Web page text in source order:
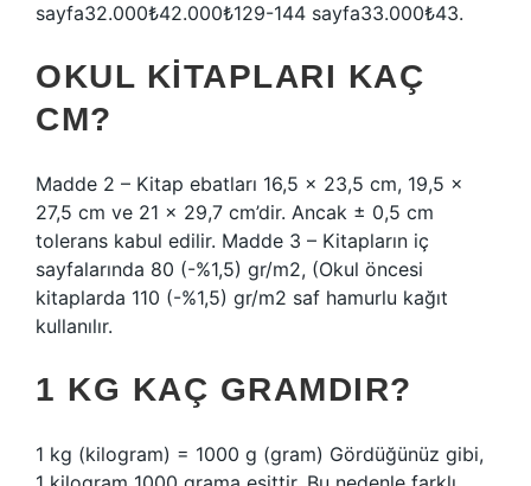
sayfa32.000₺42.000₺129-144 sayfa33.000₺43.
OKUL KITAPLARI KAÇ
CM?
Madde 2 – Kitap ebatları 16,5 x 23,5 cm, 19,5 x
27,5 cm ve 21 x 29,7 cm’dir. Ancak ± 0,5 cm
tolerans kabul edilir. Madde 3 – Kitapların iç
sayfalarında 80 (-%1,5) gr/m2, (Okul öncesi
kitaplarda 110 (-%1,5) gr/m2 saf hamurlu kağıt
kullanılır.
1 KG KAÇ GRAMDIR?
1 kg (kilogram) = 1000 g (gram) Gördüğünüz gibi,